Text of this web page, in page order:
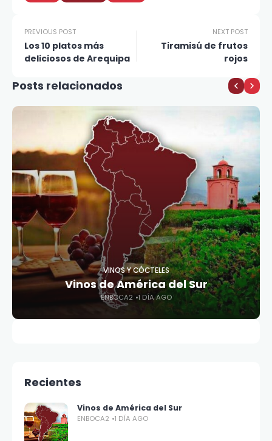
PREVIOUS POST
Los 10 platos más
deliciosos de Arequipa
NEXT POST
Tiramisú de frutos
rojos
Posts relacionados
VINOS Y CÓCTELES
Vinos de América del Sur
ENBOCA2 1 DÍA AGO
Recientes
Vinos de América del Sur
ENBOCA2 1 DÍA AGO